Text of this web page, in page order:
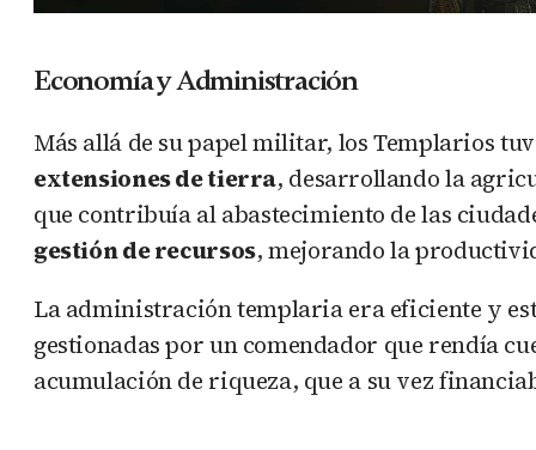
Economía y Administración
Más allá de su papel militar, los Templarios
extensiones de tierra, desarrollando la
que contribuía al abastecimiento de las
gestión de recursos, mejorando la
La administración templaria era eficiente y
gestionadas por un comendador que rendía
acumulación de riqueza, que a su vez